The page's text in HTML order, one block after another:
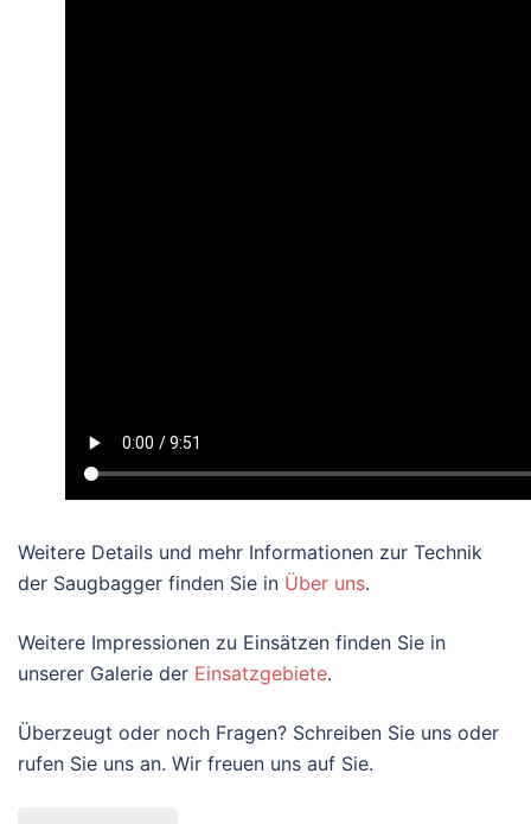
Weitere Details und mehr Informationen zur Technik
der Saugbagger finden Sie in Über uns.
Weitere Impressionen zu Einsätzen finden Sie in
unserer Galerie der Einsatzgebiete.
Überzeugt oder noch Fragen? Schreiben Sie uns oder
rufen Sie uns an. Wir freuen uns auf Sie.